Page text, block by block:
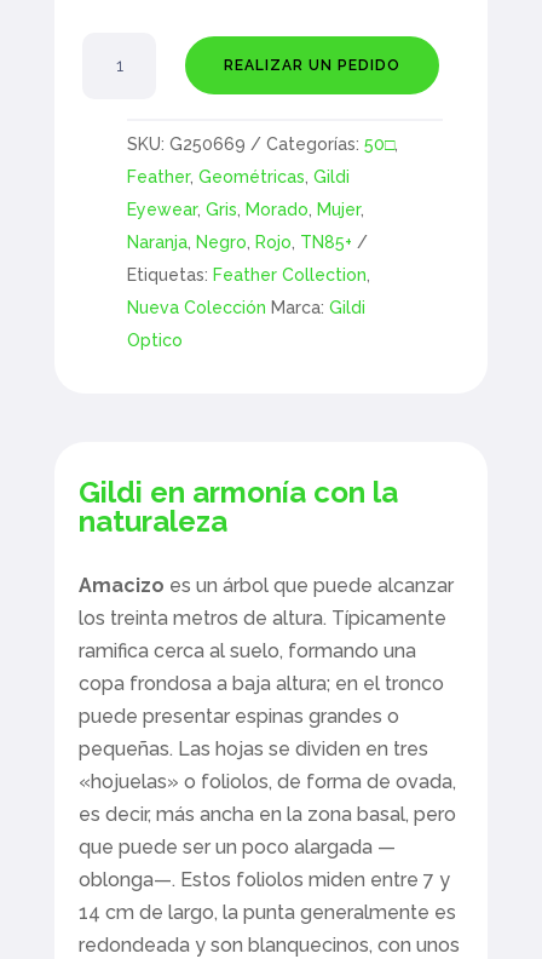
REALIZAR UN PEDIDO
SKU:G250669 Categorías:50□,
Feather,Geométricas ,Gildi
Eyewear,Gris Morado Mujer,
Naranja Negro Rojo TN85+
Etiquetas: Feather Collection
Nueva Colección Marca:Gildi
Optico
Gildi en armonía con la
naturaleza
Amacizo es un árbol que puede alcanzar
los treinta metros de altura. Típicamente
ramifica cerca al suelo, formando una
copa frondosa a baja altura; en el tronco
puede presentar espinas grandes o
pequeñas. Las hojas se dividen en tres
«hojuelas» o foliolos, de forma de ovada,
es decir, más ancha en la zona basal, pero
que puede ser un poco alargada —
oblonga—. Estos foliolos miden entre 7 y
14 cm de largo, la punta generalmente es
redondeada y son blanquecinos, con unos